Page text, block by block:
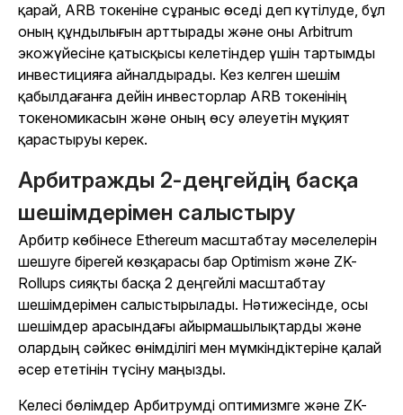
қарай, ARB токеніне сұраныс өседі деп күтілуде, бұл
оның құндылығын арттырады және оны Arbitrum
экожүйесіне қатысқысы келетіндер үшін тартымды
инвестицияға айналдырады. Кез келген шешім
қабылдағанға дейін инвесторлар ARB токенінің
токеномикасын және оның өсу әлеуетін мұқият
қарастыруы керек.
Арбитражды 2-деңгейдің басқа
шешімдерімен салыстыру
Арбитр көбінесе Ethereum масштабтау мәселелерін
шешуге бірегей көзқарасы бар Optimism және ZK-
Rollups сияқты басқа 2 деңгейлі масштабтау
шешімдерімен салыстырылады. Нәтижесінде, осы
шешімдер арасындағы айырмашылықтарды және
олардың сәйкес өнімділігі мен мүмкіндіктеріне қалай
әсер ететінін түсіну маңызды.
Келесі бөлімдер Арбитрумді оптимизмге және ZK-